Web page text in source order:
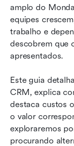
amplo do
equipes
trabalho e
descobrem que
apresentados.
Este guia
CRM, explica
destaca custos
o valor
exploraremos
procurando
Monday
valor
Conclusão
Perguntas
Leitura